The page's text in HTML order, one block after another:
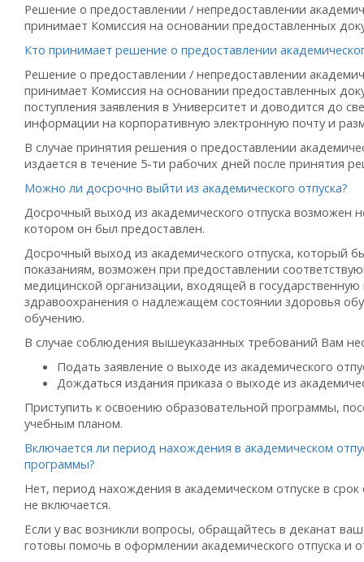
Решение о предоставлении / непредоставлении
принимает Комиссия на основании предоставленных
Кто принимает решение о предоставлении
Решение о предоставлении / непредоставлении
принимает Комиссия на основании предоставленных
поступления заявления в Университет и доводится до
информации на корпоративную электронную почту и
В случае принятия решения о предоставлении
издается в течение 5-ти рабочих дней после принятия
Можно ли досрочно выйти из академического отпуска?
Досрочный выход из академического отпуска возможен
котором он был предоставлен.
Досрочный выход из академического отпуска, который
показаниям, возможен при предоставлении
медицинской организации, входящей в
здравоохранения о надлежащем состоянии здоровья
обучению.
В случае соблюдения вышеуказанных требований Вам
Подать заявление о выходе из академического
Дождаться издания приказа о выходе из
Приступить к освоению образовательной программы,
учебным планом.
Включается ли период нахождения в академическом
программы?
Нет, период нахождения в академическом отпуске в
не включается.
Если у вас возникли вопросы, обращайтесь в деканат
готовы помочь в оформлении академического отпуска и